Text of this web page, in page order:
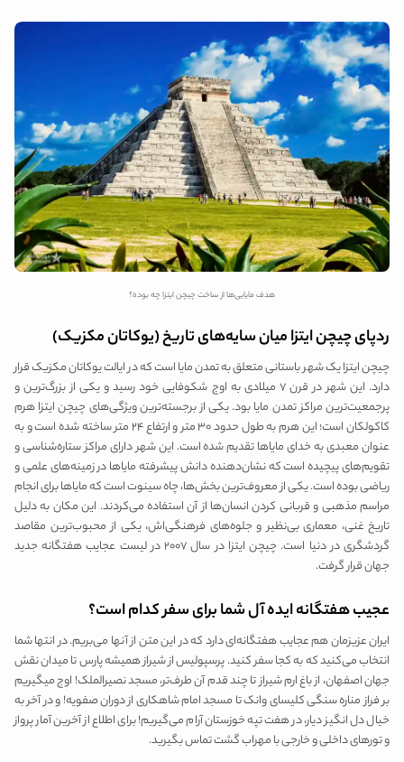
هدف مایایی‌ها از ساخت چیچن ایتزا چه بوده؟
ردپای چیچن ایتزا میان سایه‌های تاریخ (یوکاتان مکزیک)
چیچن ایتزا یک شهر باستانی متعلق به تمدن مایا است که در ایالت یوکاتان مکزیک قرار
دارد. این شهر در قرن ۷ میلادی به اوج شکوفایی خود رسید و یکی از بزرگ‌ترین و
پرجمعیت‌ترین مراکز تمدن مایا بود. یکی از برجسته‌ترین ویژگی‌های چیچن ایتزا هرم
کاکولکان است؛ این هرم به طول حدود ۳۰ متر و ارتفاع ۲۴ متر ساخته شده است و به
عنوان معبدی به خدای مایاها تقدیم شده است. این شهر دارای مراکز ستاره‌شناسی و
تقویم‌های پیچیده است که نشان‌دهنده دانش پیشرفته مایاها در زمینه‌های علمی و
ریاضی بوده است. یکی از معروف‌ترین بخش‌ها، چاه سینوت است که مایاها برای انجام
مراسم مذهبی و قربانی کردن انسان‌ها از آن استفاده می‌کردند. این مکان به دلیل
تاریخ غنی، معماری بی‌نظیر و جلوه‌های فرهنگی‌اش، یکی از محبوب‌ترین مقاصد
گردشگری در دنیا است. چیچن ایتزا در سال ۲۰۰۷ در لیست عجایب هفتگانه جدید
جهان قرار گرفت.
عجیب هفتگانه ایده آل شما برای سفر کدام است؟
ایران عزیزمان هم عجایب هفتگانه‌ای دارد که در این متن از آنها می‌بریم. در انتها شما
انتخاب می‌کنید که به کجا سفر کنید. پرسپولیس از شیراز همیشه پارس تا میدان نقش
جهان اصفهان، از باغ ارم شیراز تا چند قدم آن طرف‌تر، مسجد نصیرالملک! اوج میگیریم
بر فراز مناره سنگی کلیسای وانک تا مسجد امام شاهکاری از دوران صفویه! و در آخر به
خیال دل انگیز دیار، در هفت تپه خوزستان آرام می‌گیریم! برای اطلاع از آخرین آمار پرواز
و تورهای داخلی و خارجی با مهراب گشت تماس بگیرید.